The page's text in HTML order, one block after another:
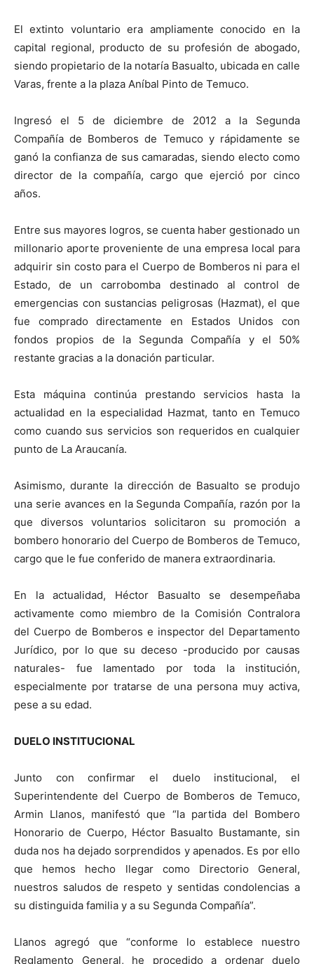
El extinto voluntario era ampliamente conocido en la
capital regional, producto de su profesión de abogado,
siendo propietario de la notaría Basualto, ubicada en calle
Varas, frente a la plaza Aníbal Pinto de Temuco.
Ingresó el 5 de diciembre de 2012 a la Segunda
Compañía de Bomberos de Temuco y rápidamente se
ganó la confianza de sus camaradas, siendo electo como
director de la compañía, cargo que ejerció por cinco
años.
Entre sus mayores logros, se cuenta haber gestionado un
millonario aporte proveniente de una empresa local para
adquirir sin costo para el Cuerpo de Bomberos ni para el
Estado, de un carrobomba destinado al control de
emergencias con sustancias peligrosas (Hazmat), el que
fue comprado directamente en Estados Unidos con
fondos propios de la Segunda Compañía y el 50%
restante gracias a la donación particular.
Esta máquina continúa prestando servicios hasta la
actualidad en la especialidad Hazmat, tanto en Temuco
como cuando sus servicios son requeridos en cualquier
punto de La Araucanía.
Asimismo, durante la dirección de Basualto se produjo
una serie avances en la Segunda Compañía, razón por la
que diversos voluntarios solicitaron su promoción a
bombero honorario del Cuerpo de Bomberos de Temuco,
cargo que le fue conferido de manera extraordinaria.
En la actualidad, Héctor Basualto se desempeñaba
activamente como miembro de la Comisión Contralora
del Cuerpo de Bomberos e inspector del Departamento
Jurídico, por lo que su deceso -producido por causas
naturales- fue lamentado por toda la institución,
especialmente por tratarse de una persona muy activa,
pese a su edad.
DUELO INSTITUCIONAL
Junto con confirmar el duelo institucional, el
Superintendente del Cuerpo de Bomberos de Temuco,
Armin Llanos, manifestó que “la partida del Bombero
Honorario de Cuerpo, Héctor Basualto Bustamante, sin
duda nos ha dejado sorprendidos y apenados. Es por ello
que hemos hecho llegar como Directorio General,
nuestros saludos de respeto y sentidas condolencias a
su distinguida familia y a su Segunda Compañía”.
Llanos agregó que “conforme lo establece nuestro
Reglamento General, he procedido a ordenar duelo